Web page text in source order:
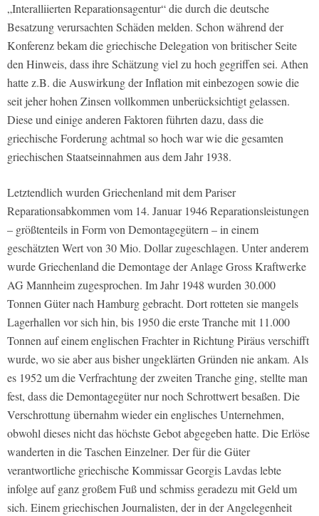
„Interalliierten Reparationsagentur“ die durch die deutsche
Besatzung verursachten Schäden melden. Schon während der
Konferenz bekam die griechische Delegation von britischer Seite
den Hinweis, dass ihre Schätzung viel zu hoch gegriffen sei. Athen
hatte z.B. die Auswirkung der Inflation mit einbezogen sowie die
seit jeher hohen Zinsen vollkommen unberücksichtigt gelassen.
Diese und einige anderen Faktoren führten dazu, dass die
griechische Forderung achtmal so hoch war wie die gesamten
griechischen Staatseinnahmen aus dem Jahr 1938.
Letztendlich wurden Griechenland mit dem Pariser
Reparationsabkommen vom 14. Januar 1946 Reparationsleistungen
– größtenteils in Form von Demontagegütern – in einem
geschätzten Wert von 30 Mio. Dollar zugeschlagen. Unter anderem
wurde Griechenland die Demontage der Anlage Gross Kraftwerke
AG Mannheim zugesprochen. Im Jahr 1948 wurden 30.000
Tonnen Güter nach Hamburg gebracht. Dort rotteten sie mangels
Lagerhallen vor sich hin, bis 1950 die erste Tranche mit 11.000
Tonnen auf einem englischen Frachter in Richtung Piräus verschifft
wurde, wo sie aber aus bisher ungeklärten Gründen nie ankam. Als
es 1952 um die Verfrachtung der zweiten Tranche ging, stellte man
fest, dass die Demontagegüter nur noch Schrottwert besaßen. Die
Verschrottung übernahm wieder ein englisches Unternehmen,
obwohl dieses nicht das höchste Gebot abgegeben hatte. Die Erlöse
wanderten in die Taschen Einzelner. Der für die Güter
verantwortliche griechische Kommissar Georgis Lavdas lebte
infolge auf ganz großem Fuß und schmiss geradezu mit Geld um
sich. Einem griechischen Journalisten, der in der Angelegenheit